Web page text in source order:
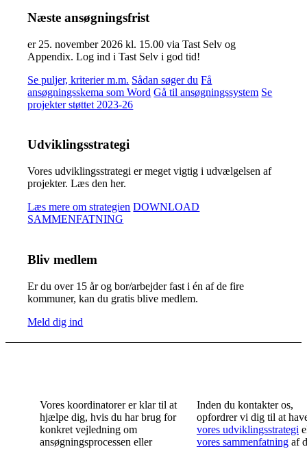
Næste ansøgningsfrist
er 25. november 2026 kl. 15.00 via Tast Selv og
Appendix. Log ind i Tast Selv i god tid!
Se puljer, kriterier m.m. Sådan søger du Få
ansøgningsskema som Word Gå til ansøgningssystem Se
projekter støttet 2023-26
Udviklingsstrategi
Vores udviklingsstrategi er meget vigtig i udvælgelsen af
projekter. Læs den her.
Læs mere om strategien DOWNLOAD
SAMMENFATNING
Bliv medlem
Er du over 15 år og bor/arbejder fast i én af de fire
kommuner, kan du gratis blive medlem.
Meld dig ind
Vores koordinatorer er klar til at
hjælpe dig, hvis du har brug for
konkret vejledning om
ansøgningsprocessen eller
Inden du kontakter os,
opfordrer vi dig til at
vores udviklingsstrategi
vores sammenfatningaf